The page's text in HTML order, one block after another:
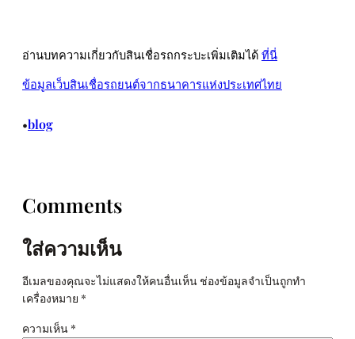
อ่านบทความเกี่ยวกับสินเชื่อรถกระบะเพิ่มเติมได้ ที่นี่
ข้อมูลเว็บสินเชื่อรถยนต์จากธนาคารแห่งประเทศไทย
•blog
Comments
ใส่ความเห็น
อีเมลของคุณจะไม่แสดงให้คนอื่นเห็น ช่องข้อมูลจำเป็นถูกทำ
เครื่องหมาย *
ความเห็น *